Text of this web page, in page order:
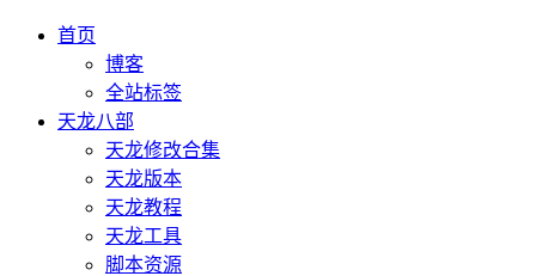
首页
博客
全站标签
天龙八部
天龙修改合集
天龙版本
天龙教程
天龙工具
脚本资源